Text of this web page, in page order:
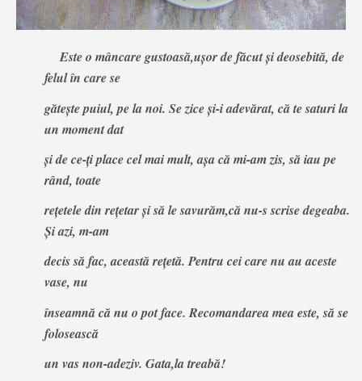
Este o mâncare gustoasă,uşor de făcut şi deosebită, de
felul în care se
găteşte puiul, pe la noi. Se zice şi-i adevărat, că te saturi la
un moment dat
şi de ce-ţi place cel mai mult, aşa că mi-am zis, să iau pe
rând, toate
reţetele din reţetar şi să le savurăm,că nu-s scrise degeaba.
Şi azi, m-am
decis să fac, această reţetă. Pentru cei care nu au aceste
vase, nu
înseamnă că nu o pot face. Recomandarea mea este, să se
folosească
un vas non-adeziv. Gata,la treabă!